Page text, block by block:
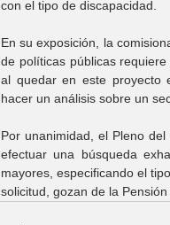
con el tipo de discapacidad.
En su exposición, la
de políticas públicas
al quedar en este proyecto
hacer un análisis sobre un
Por unanimidad, el Pleno
efectuar una búsqueda
mayores, especificando el
solicitud, gozan de la